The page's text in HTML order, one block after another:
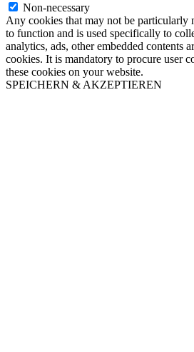
Non-necessary
Any cookies that may not be particularly
to function and is used specifically to
analytics, ads, other embedded contents
cookies. It is mandatory to procure user
these cookies on your website.
SPEICHERN & AKZEPTIEREN